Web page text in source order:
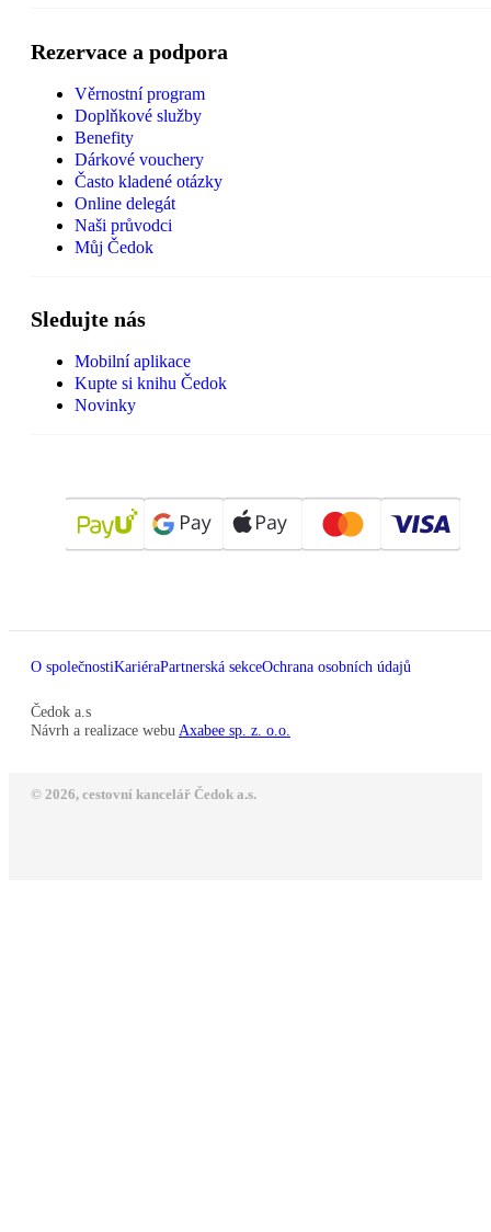
Rezervace a podpora
Věrnostní program
Doplňkové služby
Benefity
Dárkové vouchery
Často kladené otázky
Online delegát
Naši průvodci
Můj Čedok
Sledujte nás
Mobilní aplikace
Kupte si knihu Čedok
Novinky
O společnostiKariéraPartnerská sekceOchrana osobních údajů
Čedok a.s
Návrh a realizace webu Axabee sp. z. o.o.
© 2026, cestovní kancelář Čedok a.s.